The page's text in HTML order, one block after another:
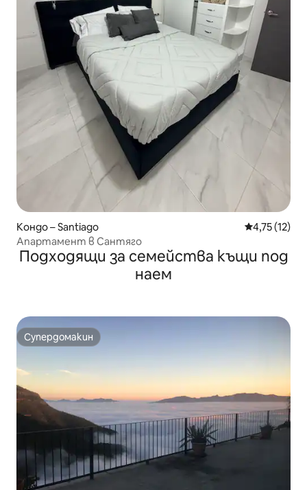
Кондо – Santiago Средна
4,75 (12)
Апартамент в Сантяго
Подходящи за семейства къщи под
наем
Супердомакин
Супердомакин